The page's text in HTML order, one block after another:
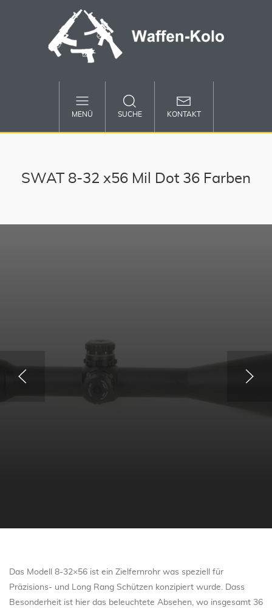
MENÜ SUCHE KONTAKT
SWAT 8-32 x56 Mil Dot 36 Farben
Das Modell 8-32×56 ist ein Zielfernrohr was speziell für
Präzisions- und Long Rang Schützen konzipiert wurde. Dass
Besonderheit ist hier das beleuchtete Absehen, wo insgesamt 36